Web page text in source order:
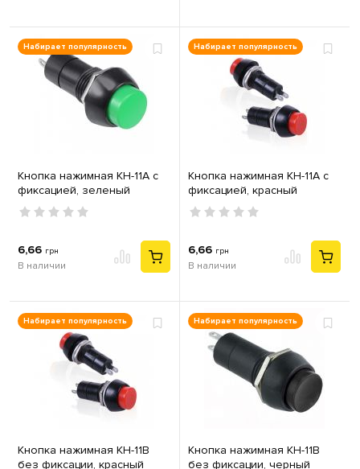
Набирает популярность
Кнопка нажимная КН-11А с
фиксацией, зеленый
6,66 грн
В наличии
Набирает популярность
Кнопка нажимная КН-11А с
фиксацией, красный
6,66 грн
В наличии
Набирает популярность
Кнопка нажимная КН-11В
без фиксации, красный
Набирает популярность
Кнопка нажимная КН-11В
без фиксации, черный